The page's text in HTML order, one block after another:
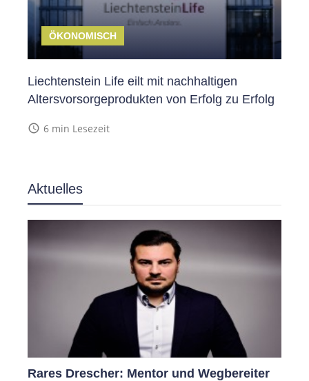
ÖKONOMISCH
Liechtenstein Life eilt mit nachhaltigen
Altersvorsorgeprodukten von Erfolg zu Erfolg
access_time 6 min Lesezeit
Aktuelles
Rares Drescher: Mentor und Wegbereiter